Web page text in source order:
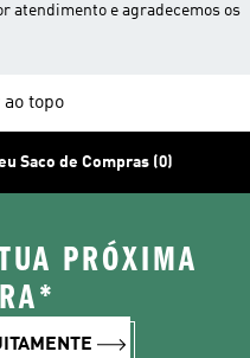
atendimento e agradecemos os
topo
Saco de Compras (0)
PRÓXIMA